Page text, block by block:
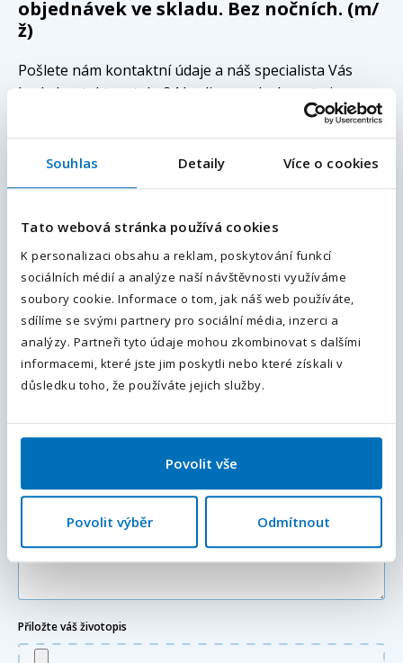
Souhlas Detaily Více o cookies
Tato webová stránka používá cookies
K personalizaci obsahu a reklam, poskytování funkcí
sociálních médií a analýze naší návštěvnosti využíváme
soubory cookie. Informace o tom, jak náš web používáte,
sdílíme se svými partnery pro sociální média, inzerci a
analýzy. Partneři tyto údaje mohou zkombinovat s dalšími
informacemi, které jste jim poskytli nebo které získali v
důsledku toho, že používáte jejich služby.
Povolit vše
Povolit výběr Odmítnout
objednávek ve skladu. Bez nočních. (m/
ž)
Pošlete nám kontaktní údaje a náš specialista Vás
bude kontaktovat do 24 hodin s podrobnostmi.
Vaše příjmení*
Váš e-mail
+420
Předvolba
Doplňující informace (poznámka)
Přiložte váš životopis
E-mailová adresa
Váš telefon*
Předvolba
Odesláním souhlasíte sezpracováním osobních údajů.
Odeslat